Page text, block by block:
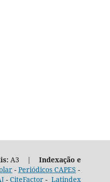
A3 | Indexação e
- Periódicos CAPES -
- CiteFactor- Latindex